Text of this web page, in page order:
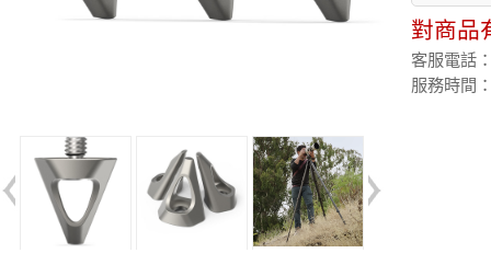
對商品
客服電話
服務時間